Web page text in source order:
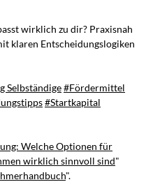
wirklich zu dir? Praxisnah
klaren Entscheidungslogiken
Selbständige#Fördermittel
#Startkapital
Welche Optionen für
wirklich sinnvoll sind"
".